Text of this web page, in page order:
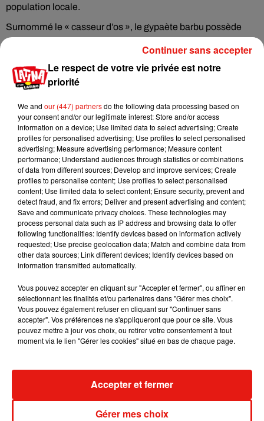
population locale.
Surnommé le « casseur d’os », le gypaète barbu possède
une particularité unique : il se nourrit principalement d’os
qu’il laisse tomber sur les rochers pour les briser avant de les
consommer. Un comportement fascinant qui en fait l’un des
oiseaux les plus étonnants du continent européen.
Cette double naissance vient rappeler que les actions de
protection de la biodiversité peuvent produire des résultats
concrets. Après des décennies d’absence, le gypaète barbu
continue peu à peu de reconquérir le ciel espagnol, offrant un
bel espoir pour la préservation des espèces menacées.
Musique
Karol G dévoile la tracklist de son nouvel
album… avec des invités...
Benny Blanco invite Selena Gomez et
Le respect de votre vie privée est notre
priorité
We and our (447) partnersdo the following data processing based on
your consent and/or our legitimate interest: Store and/or access
information on a device; Use limited data to select advertising; Create
profiles for personalised advertising; Use profiles to select personalised
advertising; Measure advertising performance; Measure content
performance; Understand audiences through statistics or combinations
of data from different sources; Develop and improve services; Create
profiles to personalise content; Use profiles to select personalised
content; Use limited data to select content; Ensure security, prevent and
detect fraud, and fix errors; Deliver and present advertising and content;
Save and communicate privacy choices. These technologies may
process personal data such as IP address and browsing data to offer
following functionalities: Identify devices based on information actively
requested; Use precise geolocation data; Match and combine data from
other data sources; Link different devices; Identify devices based on
information transmitted automatically.
Vous pouvez accepter en cliquant sur "Accepter et fermer", ou affiner en
sélectionnant les finalités et/ou partenaires dans "Gérer mes choix".
Vous pouvez également refuser en cliquant sur "Continuer sans
accepter". Vos préférences ne s'appliqueront que pour ce site. Vous
pouvez mettre à jour vos choix, ou retirer votre consentement à tout
moment via le lien "Gérer les cookies" situé en bas de chaque page.
Gérer mes choix
Accepter et fermer
Continuer sans accepter